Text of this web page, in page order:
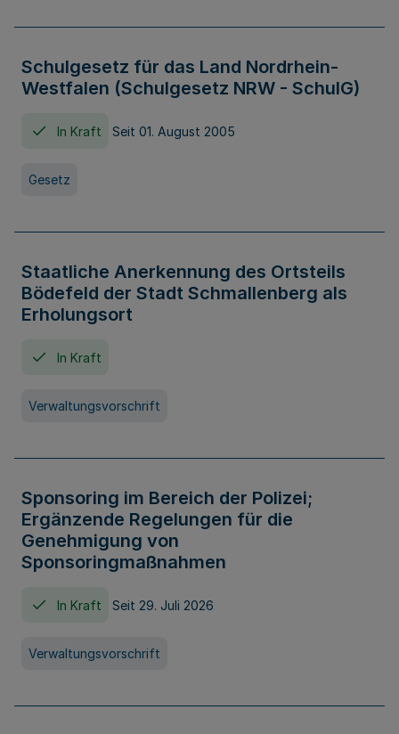
Schulgesetz für das Land Nordrhein-
Westfalen (Schulgesetz NRW - SchulG)
In Kraft Seit 01. August 2005
Gesetz
Staatliche Anerkennung des Ortsteils
Bödefeld der Stadt Schmallenberg als
Erholungsort
In Kraft
Verwaltungsvorschrift
Sponsoring im Bereich der Polizei;
Ergänzende Regelungen für die
Genehmigung von
Sponsoringmaßnahmen
In Kraft Seit 29. Juli 2026
Verwaltungsvorschrift